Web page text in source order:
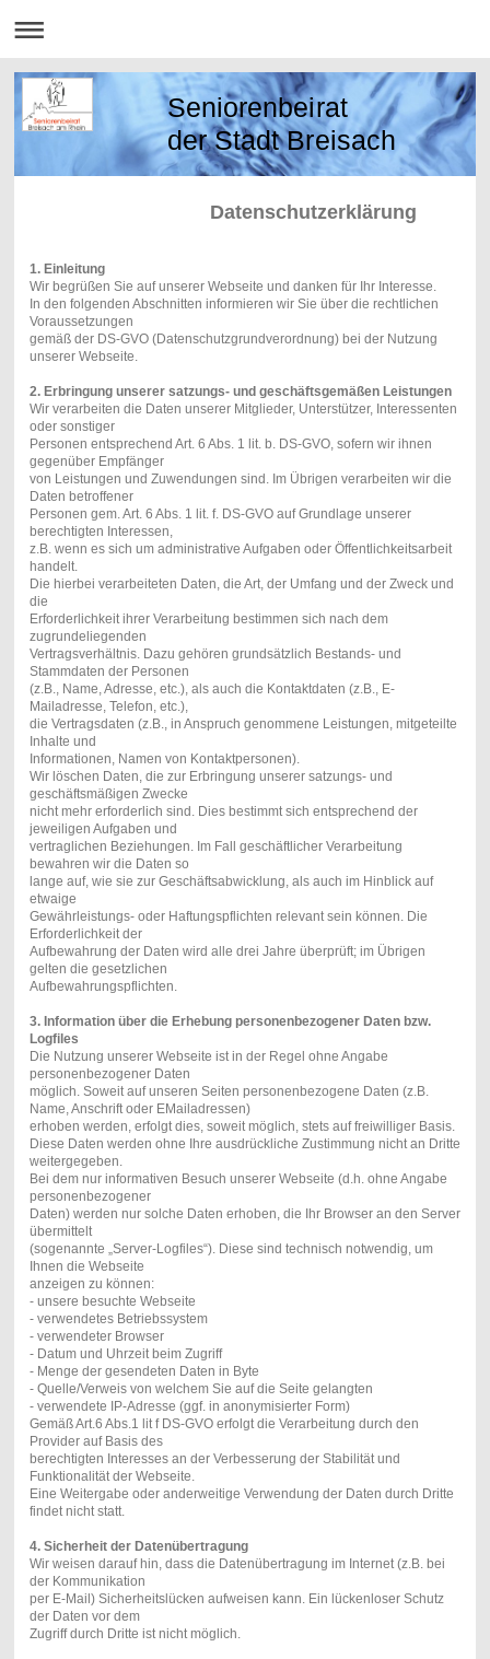
Seniorenbeirat
der Stadt Breisach
Datenschutzerklärung
1. Einleitung
Wir begrüßen Sie auf unserer Webseite und danken für Ihr Interesse.
In den folgenden Abschnitten informieren wir Sie über die rechtlichen
Voraussetzungen
gemäß der DS-GVO (Datenschutzgrundverordnung) bei der Nutzung
unserer Webseite.
2. Erbringung unserer satzungs- und geschäftsgemäßen Leistungen
Wir verarbeiten die Daten unserer Mitglieder, Unterstützer, Interessenten
oder sonstiger
Personen entsprechend Art. 6 Abs. 1 lit. b. DS-GVO, sofern wir ihnen
gegenüber Empfänger
von Leistungen und Zuwendungen sind. Im Übrigen verarbeiten wir die
Daten betroffener
Personen gem. Art. 6 Abs. 1 lit. f. DS-GVO auf Grundlage unserer
berechtigten Interessen,
z.B. wenn es sich um administrative Aufgaben oder Öffentlichkeitsarbeit
handelt.
Die hierbei verarbeiteten Daten, die Art, der Umfang und der Zweck und
die
Erforderlichkeit ihrer Verarbeitung bestimmen sich nach dem
zugrundeliegenden
Vertragsverhältnis. Dazu gehören grundsätzlich Bestands- und
Stammdaten der Personen
(z.B., Name, Adresse, etc.), als auch die Kontaktdaten (z.B., E-
Mailadresse, Telefon, etc.),
die Vertragsdaten (z.B., in Anspruch genommene Leistungen, mitgeteilte
Inhalte und
Informationen, Namen von Kontaktpersonen).
Wir löschen Daten, die zur Erbringung unserer satzungs- und
geschäftsmäßigen Zwecke
nicht mehr erforderlich sind. Dies bestimmt sich entsprechend der
jeweiligen Aufgaben und
vertraglichen Beziehungen. Im Fall geschäftlicher Verarbeitung
bewahren wir die Daten so
lange auf, wie sie zur Geschäftsabwicklung, als auch im Hinblick auf
etwaige
Gewährleistungs- oder Haftungspflichten relevant sein können. Die
Erforderlichkeit der
Aufbewahrung der Daten wird alle drei Jahre überprüft; im Übrigen
gelten die gesetzlichen
Aufbewahrungspflichten.
3. Information über die Erhebung personenbezogener Daten bzw.
Logfiles
Die Nutzung unserer Webseite ist in der Regel ohne Angabe
personenbezogener Daten
möglich. Soweit auf unseren Seiten personenbezogene Daten (z.B.
Name, Anschrift oder EMailadressen)
erhoben werden, erfolgt dies, soweit möglich, stets auf freiwilliger Basis.
Diese Daten werden ohne Ihre ausdrückliche Zustimmung nicht an Dritte
weitergegeben.
Bei dem nur informativen Besuch unserer Webseite (d.h. ohne Angabe
personenbezogener
Daten) werden nur solche Daten erhoben, die Ihr Browser an den Server
übermittelt
(sogenannte „Server-Logfiles“). Diese sind technisch notwendig, um
Ihnen die Webseite
anzeigen zu können:
- unsere besuchte Webseite
- verwendetes Betriebssystem
- verwendeter Browser
- Datum und Uhrzeit beim Zugriff
- Menge der gesendeten Daten in Byte
- Quelle/Verweis von welchem Sie auf die Seite gelangten
- verwendete IP-Adresse (ggf. in anonymisierter Form)
Gemäß Art.6 Abs.1 lit f DS-GVO erfolgt die Verarbeitung durch den
Provider auf Basis des
berechtigten Interesses an der Verbesserung der Stabilität und
Funktionalität der Webseite.
Eine Weitergabe oder anderweitige Verwendung der Daten durch Dritte
findet nicht statt.
4. Sicherheit der Datenübertragung
Wir weisen darauf hin, dass die Datenübertragung im Internet (z.B. bei
der Kommunikation
per E-Mail) Sicherheitslücken aufweisen kann. Ein lückenloser Schutz
der Daten vor dem
Zugriff durch Dritte ist nicht möglich.